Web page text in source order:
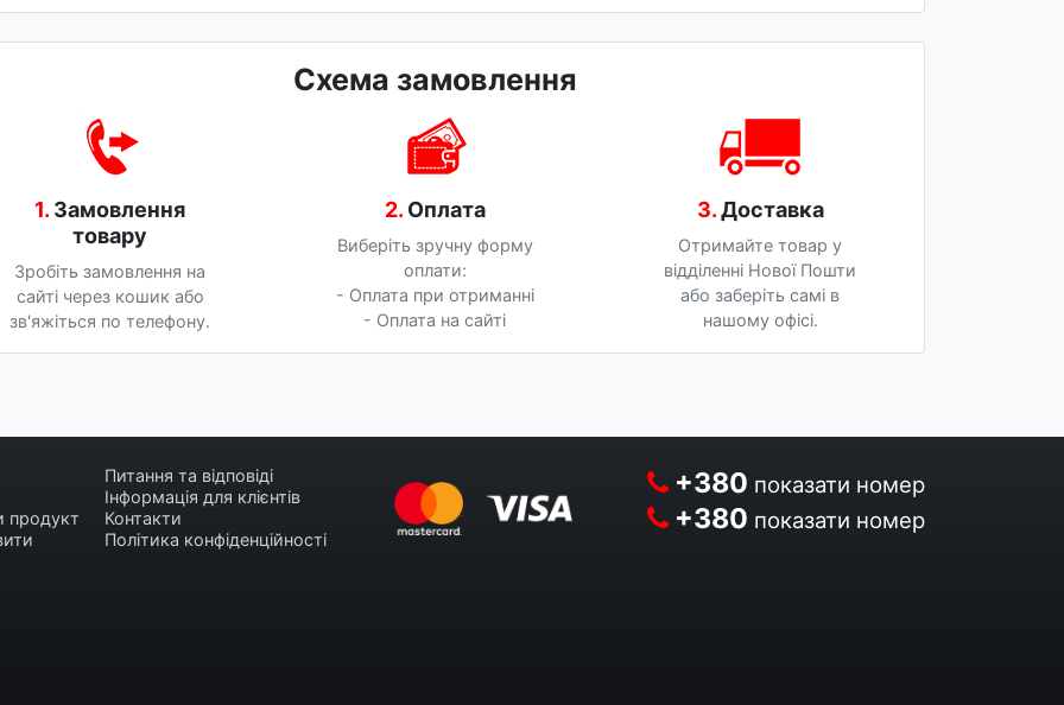
Схема замовлення
1. Замовлення
товару
Зробіть замовлення на
сайті через кошик або
зв'яжіться по телефону.
2.Оплата
Виберіть зручну форму
оплати:
- Оплата при отриманні
- Оплата на сайті
3.Доставка
Отримайте товар у
відділенні Нової Пошти
або заберіть самі в
нашому офісі.
+380 показати номер
+380 показати номер
продукт
Питання та відповіді
Інформація для клієнтів
Контакти
Політика конфіденційності